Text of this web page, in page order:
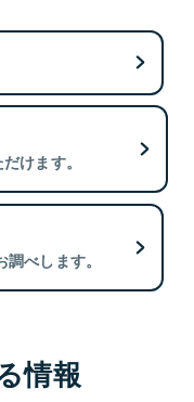
けます。
べします。
情報